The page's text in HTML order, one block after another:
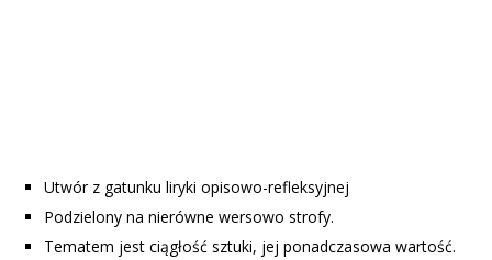
Utwór z gatunku liryki opisowo-refleksyjnej
Podzielony na nierówne wersowo strofy.
Tematem jest ciągłość sztuki, jej ponadczasowa wartość.